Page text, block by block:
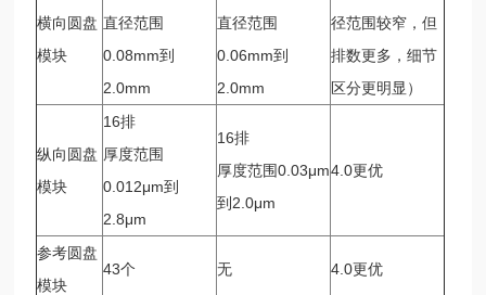
横向圆盘
模块
直径范围
0.08mm到
2.0mm
直径范围
0.06mm到
2.0mm
径范围较窄，但
排数更多，细节
区分更明显）
纵向圆盘
模块
16排
厚度范围
0.012μm到
2.8μm
16排
厚度范围0.03μm
到2.0μm
4.0更优
参考圆盘
模块
43个 无 4.0更优